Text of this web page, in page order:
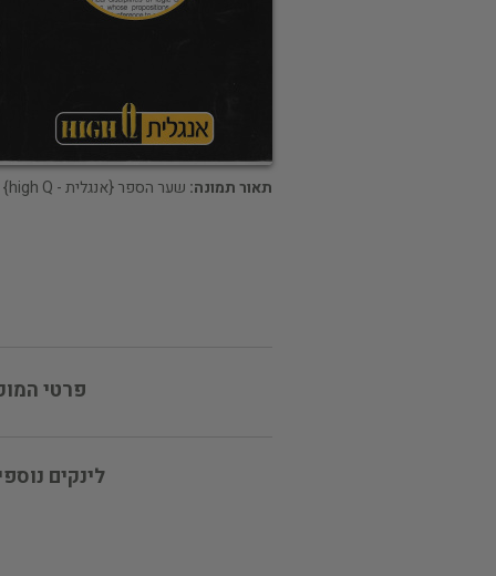
תאור תמונה: שער הספר {אנגלית - high Q}
פרטי
לינקים